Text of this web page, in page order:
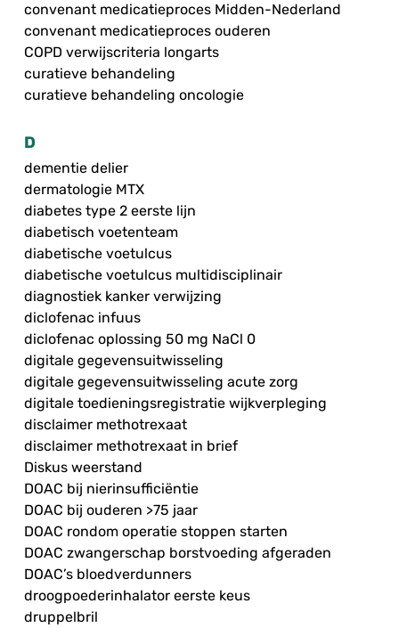
convenant medicatieproces Midden-Nederland
convenant medicatieproces ouderen
COPD verwijscriteria longarts
curatieve behandeling
curatieve behandeling oncologie
D
dementie delier
dermatologie MTX
diabetes type 2 eerste lijn
diabetisch voetenteam
diabetische voetulcus
diabetische voetulcus multidisciplinair
diagnostiek kanker verwijzing
diclofenac infuus
diclofenac oplossing 50 mg NaCl 0
digitale gegevensuitwisseling
digitale gegevensuitwisseling acute zorg
digitale toedieningsregistratie wijkverpleging
disclaimer methotrexaat
disclaimer methotrexaat in brief
Diskus weerstand
DOAC bij nierinsufficiëntie
DOAC bij ouderen >75 jaar
DOAC rondom operatie stoppen starten
DOAC zwangerschap borstvoeding afgeraden
DOAC’s bloedverdunners
droogpoederinhalator eerste keus
druppelbril